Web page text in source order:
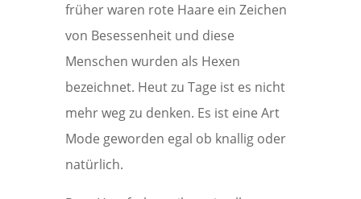
früher waren rote Haare ein Zeichen
von Besessenheit und diese
Menschen wurden als Hexen
bezeichnet. Heut zu Tage ist es nicht
mehr weg zu denken. Es ist eine Art
Mode geworden egal ob knallig oder
natürlich.